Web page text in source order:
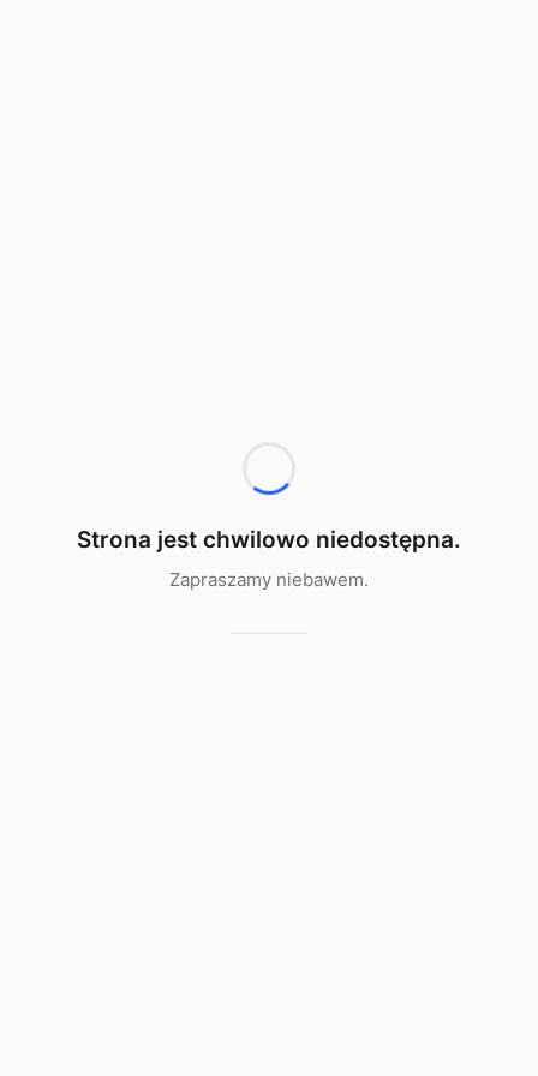
Strona jest chwilowo niedostępna.
Zapraszamy niebawem.